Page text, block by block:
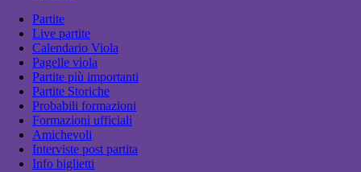
Partite
Live partite
Calendario Viola
Pagelle viola
Partite più importanti
Partite Storiche
Probabili formazioni
Formazioni ufficiali
Amichevoli
Interviste post partita
Info biglietti